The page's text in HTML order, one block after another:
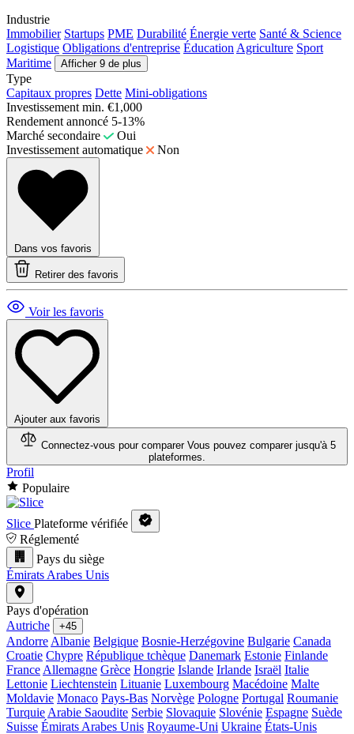
Industrie
Immobilier Startups PME Durabilité Énergie verte Santé & Science
Logistique Obligations d'entreprise Éducation Agriculture Sport
Maritime
Afficher 9 de plus
Type
Capitaux propres Dette Mini-obligations
Investissement min. €1,000
Rendement annoncé 5-13%
Marché secondaire
Oui
Investissement automatique
Non
Dans vos favoris
Retirer des favoris
Voir les favoris
Ajouter aux favoris
Connectez-vous pour comparer Vous pouvez comparer jusqu'à 5
plateformes.
Profil
Populaire
Slice Plateforme vérifiée
Réglementé
Pays du siège
Émirats Arabes Unis
Pays d'opération
Autriche
+45
Andorre Albanie Belgique Bosnie-Herzégovine Bulgarie Canada
Croatie Chypre République tchèque Danemark Estonie Finlande
France Allemagne Grèce Hongrie Islande Irlande Israël Italie
Lettonie Liechtenstein Lituanie Luxembourg Macédoine Malte
Moldavie Monaco Pays-Bas Norvège Pologne Portugal Roumanie
Turquie Arabie Saoudite Serbie Slovaquie Slovénie Espagne Suède
Suisse Émirats Arabes Unis Royaume-Uni Ukraine États-Unis